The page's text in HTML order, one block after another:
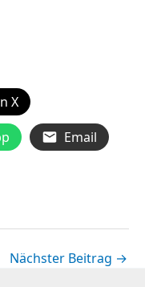
X
Email
Nächster Beitrag →